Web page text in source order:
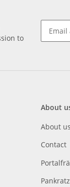
to
About
About us
Contact